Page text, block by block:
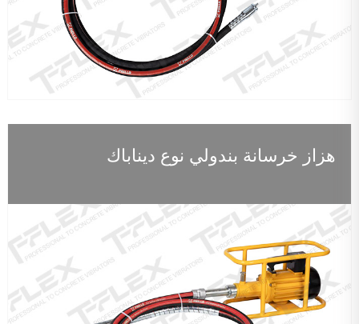
هزاز خرسانة بندولي نوع ديناباك